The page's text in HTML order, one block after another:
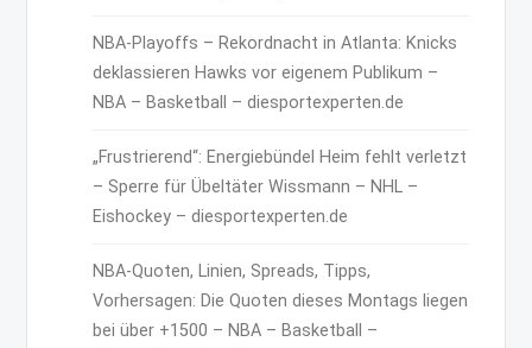
NBA-Playoffs – Rekordnacht in Atlanta: Knicks
deklassieren Hawks vor eigenem Publikum –
NBA – Basketball – diesportexperten.de
„Frustrierend“: Energiebündel Heim fehlt verletzt
– Sperre für Übeltäter Wissmann – NHL –
Eishockey – diesportexperten.de
NBA-Quoten, Linien, Spreads, Tipps,
Vorhersagen: Die Quoten dieses Montags liegen
bei über +1500 – NBA – Basketball –